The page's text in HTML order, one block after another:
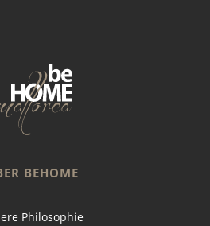
BEHOME
Philosophie